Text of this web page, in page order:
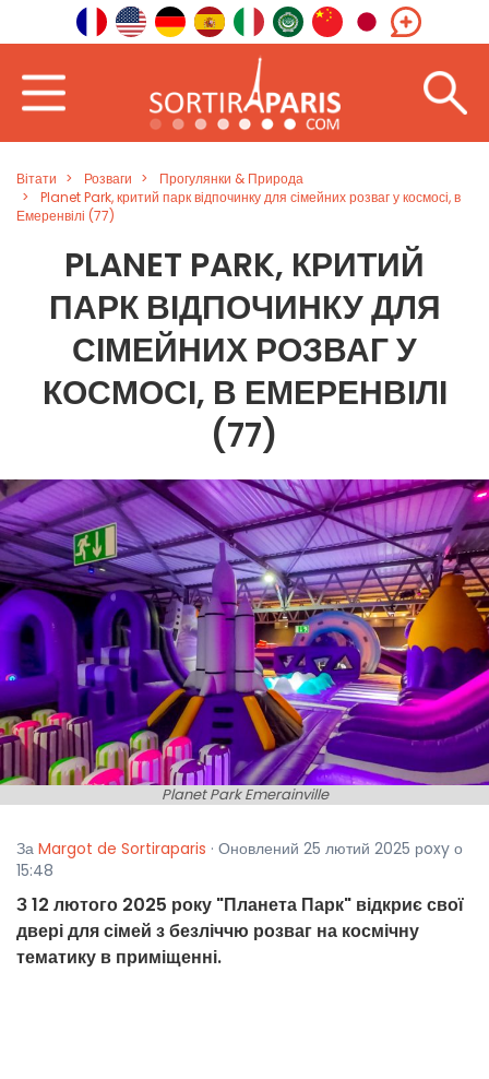
Вітати Розваги
Прогулянки & Природа
Planet Park, критий парк відпочинку для сімейних розваг у космосі, в
Емеренвілі (77)
PLANET PARK, КРИТИЙ
ПАРК ВІДПОЧИНКУ ДЛЯ
СІМЕЙНИХ РОЗВАГ У
КОСМОСІ, В ЕМЕРЕНВІЛІ
(77)
Planet Park Emerainville
За Margot de Sortiraparis · Оновлений 25 лютий 2025 рoxy о
15:48
З 12 лютого 2025 року "Планета Парк" відкриє свої
двері для сімей з безліччю розваг на космічну
тематику в приміщенні.